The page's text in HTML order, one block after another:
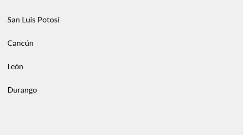
San Luis Potosí
Cancún
León
Durango